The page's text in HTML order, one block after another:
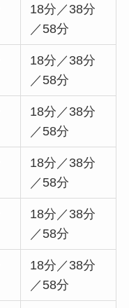
18分／38分
／58分
18分／38分
／58分
18分／38分
／58分
18分／38分
／58分
18分／38分
／58分
18分／38分
／58分